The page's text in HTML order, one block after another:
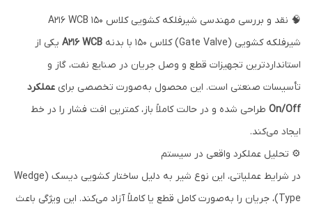
🧠 نقد و بررسی مهندسی شیرفلکه کشویی کلاس 150 A216 WCB
شیرفلکه کشویی (Gate Valve) کلاس 150 با بدنه
A216 WCB یکی از
استانداردترین تجهیزات قطع و وصل جریان در صنایع نفت، گاز و
تأسیسات صنعتی است. این محصول به‌صورت تخصصی برای عملکرد
On/Off طراحی شده و در حالت کاملاً باز، کمترین افت فشار را در خط
ایجاد می‌کند.
⚙ تحلیل عملکرد واقعی در سیستم
در شرایط عملیاتی، این نوع شیر به دلیل ساختار کشویی دیسک (Wedge
Type)، جریان را به‌صورت کامل قطع یا کاملاً آزاد می‌کند. این ویژگی باعث